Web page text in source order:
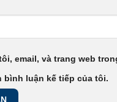
email, và trang web
bình luận kế tiếp của tôi.